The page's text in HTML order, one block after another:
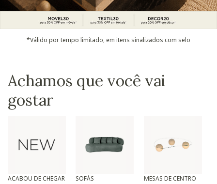
*Válido por tempo limitado, em itens sinalizados com selo
Achamos que você vai
gostar
ACABOU DE CHEGAR SOFÁS MESAS DE CENTRO